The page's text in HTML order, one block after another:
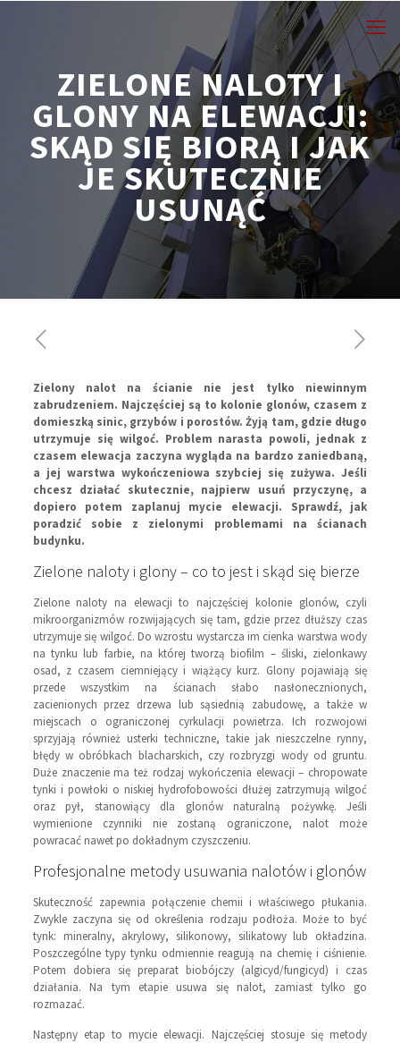
ZIELONE NALOTY I
GLONY NA ELEWACJI:
SKĄD SIĘ BIORĄ I JAK
JE SKUTECZNIE
USUNĄĆ
Zielony nalot na ścianie nie jest tylko niewinnym
zabrudzeniem. Najczęściej są to kolonie glonów, czasem z
domieszką sinic, grzybów i porostów. Żyją tam, gdzie długo
utrzymuje się wilgoć. Problem narasta powoli, jednak z
czasem elewacja zaczyna wygląda na bardzo zaniedbaną,
a jej warstwa wykończeniowa szybciej się zużywa. Jeśli
chcesz działać skutecznie, najpierw usuń przyczynę, a
dopiero potem zaplanuj mycie elewacji. Sprawdź, jak
poradzić sobie z zielonymi problemami na ścianach
budynku.
Zielone naloty i glony – co to jest i skąd się bierze
Zielone naloty na elewacji to najczęściej kolonie glonów, czyli
mikroorganizmów rozwijających się tam, gdzie przez dłuższy czas
utrzymuje się wilgoć. Do wzrostu wystarcza im cienka warstwa wody
na tynku lub farbie, na której tworzą biofilm – śliski, zielonkawy
osad, z czasem ciemniejący i wiążący kurz. Glony pojawiają się
przede wszystkim na ścianach słabo nasłonecznionych,
zacienionych przez drzewa lub sąsiednią zabudowę, a także w
miejscach o ograniczonej cyrkulacji powietrza. Ich rozwojowi
sprzyjają również usterki techniczne, takie jak nieszczelne rynny,
błędy w obróbkach blacharskich, czy rozbryzgi wody od gruntu.
Duże znaczenie ma też rodzaj wykończenia elewacji – chropowate
tynki i powłoki o niskiej hydrofobowości dłużej zatrzymują wilgoć
oraz pył, stanowiący dla glonów naturalną pożywkę. Jeśli
wymienione czynniki nie zostaną ograniczone, nalot może
powracać nawet po dokładnym czyszczeniu.
Profesjonalne metody usuwania nalotów i glonów
Skuteczność zapewnia połączenie chemii i właściwego płukania.
Zwykle zaczyna się od określenia rodzaju podłoża. Może to być
tynk: mineralny, akrylowy, silikonowy, silikatowy lub okładzina.
Poszczególne typy tynku odmiennie reagują na chemię i ciśnienie.
Potem dobiera się preparat biobójczy (algicyd/fungicyd) i czas
działania. Na tym etapie usuwa się nalot, zamiast tylko go
rozmazać.
Następny etap to mycie elewacji. Najczęściej stosuje się metody